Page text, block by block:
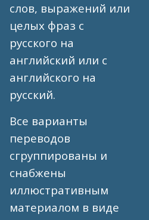
слов, выражений или
целых фраз с
русского на
английский или с
английского на
русский.
Все варианты
переводов
сгруппированы и
снабжены
иллюстративным
материалом в виде